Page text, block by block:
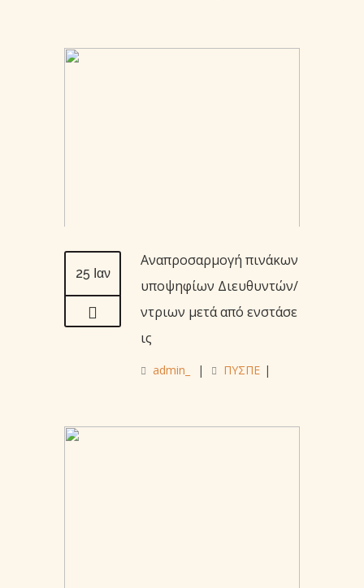
25 Ιαν
Αναπροσαρμογή πινάκων
υποψηφίων Διευθυντών/
ντριων μετά από ενστάσε
ις
admin_ | ΠΥΣΠΕ |